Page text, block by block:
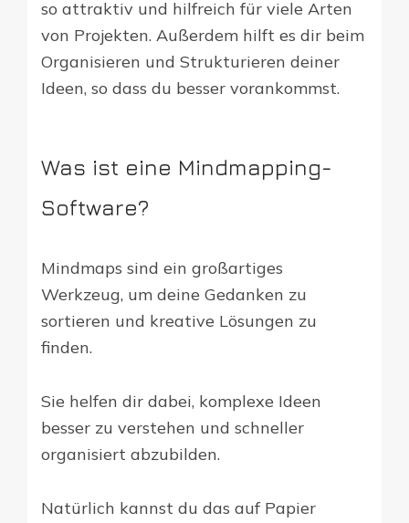
so attraktiv und hilfreich für viele Arten
von Projekten. Außerdem hilft es dir beim
Organisieren und Strukturieren deiner
Ideen, so dass du besser vorankommst.
Was ist eine Mindmapping-
Software?
Mindmaps sind ein großartiges
Werkzeug, um deine Gedanken zu
sortieren und kreative Lösungen zu
finden.
Sie helfen dir dabei, komplexe Ideen
besser zu verstehen und schneller
organisiert abzubilden.
Natürlich kannst du das auf Papier